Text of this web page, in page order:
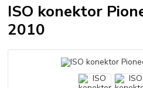
ISO konektor
2010